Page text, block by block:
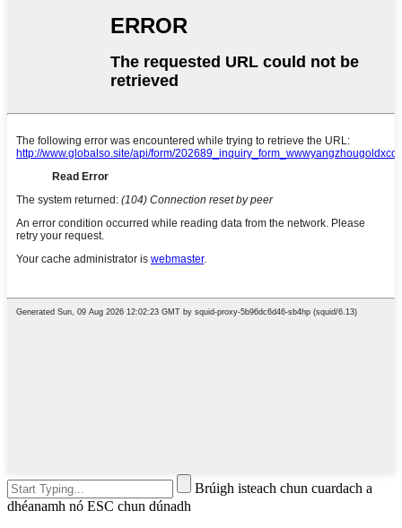
Brúigh isteach chun cuardach a
dhéanamh nó ESC chun dúnadh